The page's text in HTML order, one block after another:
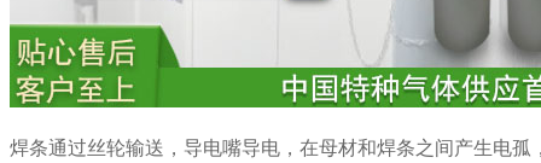
焊条通过丝轮输送，导电嘴导电，在母材和焊条之间产生电